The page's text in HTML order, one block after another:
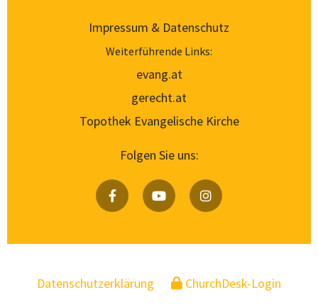
Impressum & Datenschutz
Weiterführende Links:
evang.at
gerecht.at
Topothek Evangelische Kirche
Folgen Sie uns:
Datenschutzerklärung ChurchDesk-Login